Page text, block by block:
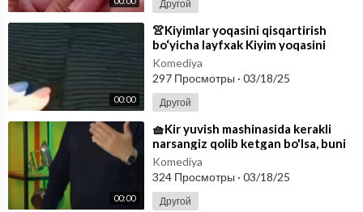
Другой
00:00
⁣👚Kiyimlar yoqasini qisqartirish
bo‘yicha layfxak Kiyim yoqasini
qisqartirish uchun uni kesish shart
Komediya
297 Просмотры · 03/18/25
Другой
00:00
⁣🧺Kir yuvish mashinasida kerakli
narsangiz qolib ketgan bo'lsa, buni
chiqarib olish uchun yechim
Komediya
324 Просмотры · 03/18/25
Другой